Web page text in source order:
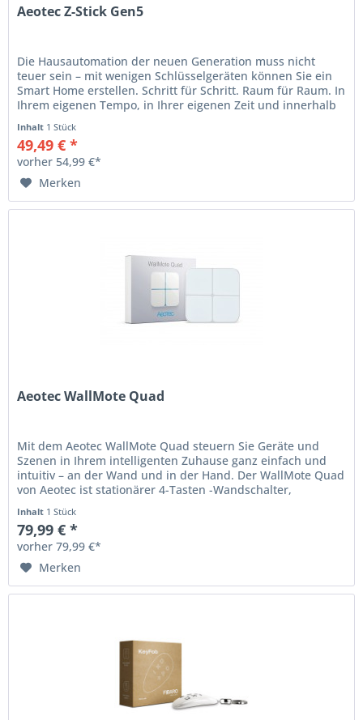
Aeotec Z-Stick Gen5
Die Hausautomation der neuen Generation muss nicht
teuer sein – mit wenigen Schlüsselgeräten können Sie ein
Smart Home erstellen. Schritt für Schritt. Raum für Raum. In
Ihrem eigenen Tempo, in Ihrer eigenen Zeit und innerhalb
Inhalt 1 Stück
49,49 € *
vorher 54,99 €*
Merken
Aeotec WallMote Quad
Mit dem Aeotec WallMote Quad steuern Sie Geräte und
Szenen in Ihrem intelligenten Zuhause ganz einfach und
intuitiv – an der Wand und in der Hand. Der WallMote Quad
von Aeotec ist stationärer 4-Tasten -Wandschalter,
Inhalt 1 Stück
79,99 € *
vorher 79,99 €*
Merken